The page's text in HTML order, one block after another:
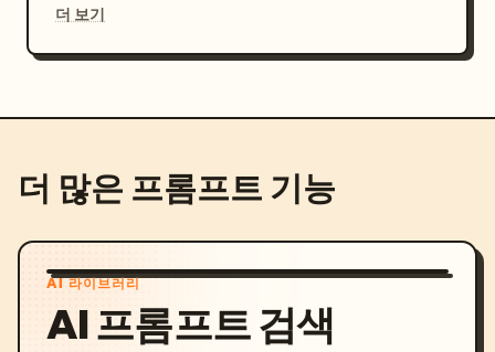
더 보기
더 많은 프롬프트 기능
AI 라이브러리
AI 프롬프트 검색